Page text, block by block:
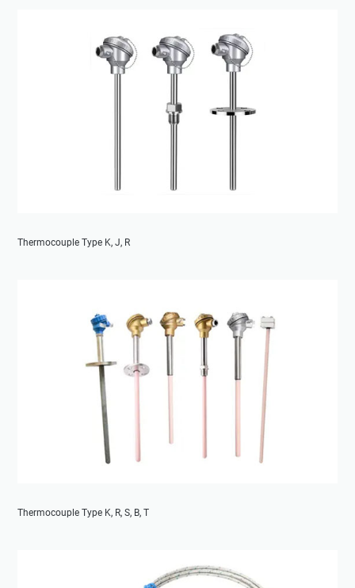
Thermocouple Type K, J, R
Thermocouple Type K, R, S, B, T